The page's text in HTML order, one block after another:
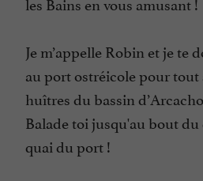
Je m’appelle Robin et je te
au port ostréicole pour tout
huîtres du bassin
Balade toi jusqu'au bout du
quai du port !